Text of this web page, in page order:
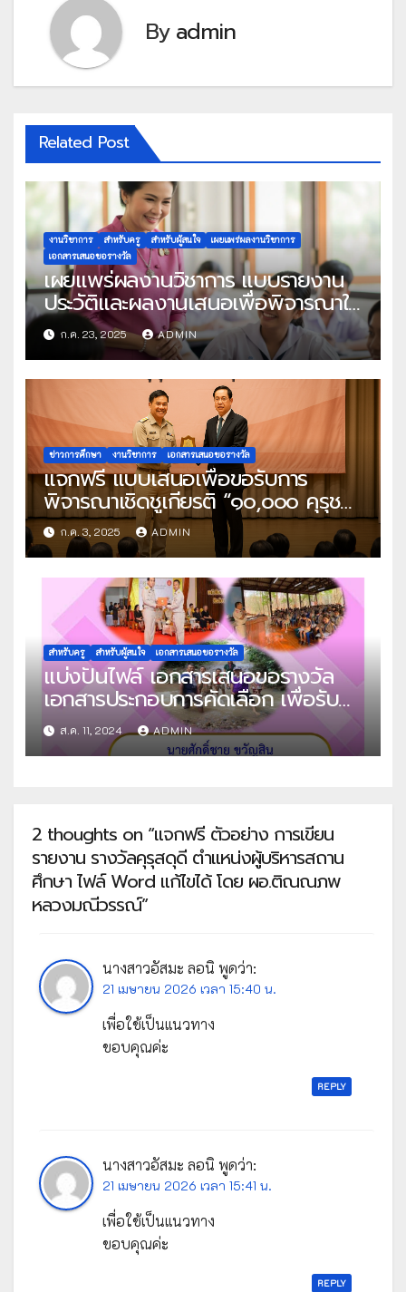
Byadmin
Related Post
งานวิชาการ สำหรับครู สำหรับผู้สนใจ
เผยแพร่ผลงานวิชาการ
เอกสารเสนอขอรางวัล
เผยแพร่ผลงานวิชาการ แบบรายงาน
ประวัติและผลงานเสนอเพื่อพิจารณาใน
โครงการครูดีในดวงใจ ประจำปี 2568
ครั้งที่ 22
ก.ค. 23, 2025 ADMIN
ข่าวการศึกษา งานวิชาการ เอกสารเสนอขอรางวัล
แจกฟรี แบบเสนอเพื่อขอรับการ
พิจารณาเชิดชูเกียรติ “๑๐,๐๐๐ คุรุชน
คนคุณธรรม” ของผู้บริหารสถานศึกษา
ก.ค. 3, 2025 ADMIN
สำหรับครู สำหรับผู้สนใจ เอกสารเสนอขอรางวัล
แบ่งปันไฟล์ เอกสารเสนอขอรางวัล
เอกสารประกอบการคัดเลือก เพื่อรับ
รางวัลพระพฤหัสบดี กลุ่มครู และ
คณาจารย์ โดยคุณครูศักดิ์ชาย ขวัญ
สิน
ส.ค. 11, 2024 ADMIN
2 thoughts on “แจกฟรี ตัวอย่าง การเขียน
รายงาน รางวัลคุรุสดุดี ตำแหน่งผู้บริหารสถาน
ศึกษา ไฟล์ Word แก้ไขได้ โดย ผอ.ติณณภพ
หลวงมณีวรรณ์”
นางสาวอัสมะ ลอนิ พูดว่า:
21 เมษายน 2026 เวลา 15:40 น.
เพื่อใช้เป็นแนวทาง
ขอบคุณค่ะ
REPLY
นางสาวอัสมะ ลอนิ พูดว่า:
21 เมษายน 2026 เวลา 15:41 น.
เพื่อใช้เป็นแนวทาง
ขอบคุณค่ะ
REPLY